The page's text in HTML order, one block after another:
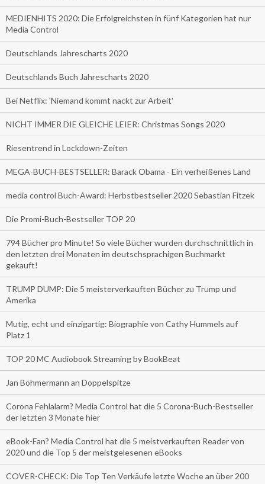
MEDIENHITS 2020: Die Erfolgreichsten in fünf Kategorien hat nur
Media Control
Deutschlands Jahrescharts 2020
Deutschlands Buch Jahrescharts 2020
Bei Netflix: 'Niemand kommt nackt zur Arbeit'
NICHT IMMER DIE GLEICHE LEIER: Christmas Songs 2020
Riesentrend in Lockdown-Zeiten
MEGA-BUCH-BESTSELLER: Barack Obama - Ein verheißenes Land
media control Buch-Award: Herbstbestseller 2020 Sebastian Fitzek
Die Promi-Buch-Bestseller TOP 20
794 Bücher pro Minute! So viele Bücher wurden durchschnittlich in
den letzten drei Monaten im deutschsprachigen Buchmarkt
gekauft!
TRUMP DUMP: Die 5 meisterverkauften Bücher zu Trump und
Amerika
Mutig, echt und einzigartig: Biographie von Cathy Hummels auf
Platz 1
TOP 20 MC Audiobook Streaming by BookBeat
Jan Böhmermann an Doppelspitze
Corona Fehlalarm? Media Control hat die 5 Corona-Buch-Bestseller
der letzten 3 Monate hier
eBook-Fan? Media Control hat die 5 meistverkauften Reader von
2020 und die Top 5 der meistgelesenen eBooks
COVER-CHECK: Die Top Ten Verkäufe letzte Woche an über 200